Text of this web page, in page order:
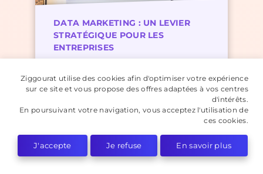
DATA MARKETING : UN LEVIER
STRATÉGIQUE POUR LES
ENTREPRISES
Data & IA
Ziggourat utilise des cookies afin d'optimiser votre expérience
sur ce site et vous propose des offres adaptées à vos centres
d'intérêts.
En poursuivant votre navigation, vous acceptez l'utilisation de
ces cookies.
J'accepte Je refuse En savoir plus